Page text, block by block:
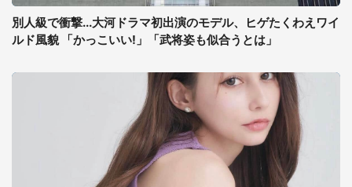
別人級で衝撃...大河ドラマ初出演のモデル、ヒゲたくわえワイ
ルド風貌 「かっこいい!」「武将姿も似合うとは」